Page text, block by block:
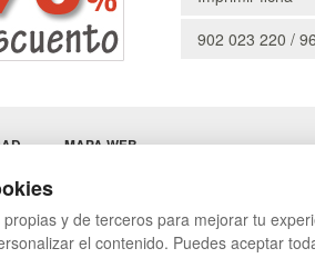
902 023 220 /
MAPA WEB
y de terceros para mejorar tu
el contenido. Puedes aceptar